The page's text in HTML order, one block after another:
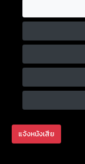
แจ้งหนังเสีย